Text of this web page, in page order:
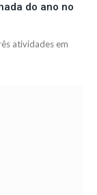
do ano no
atividades em